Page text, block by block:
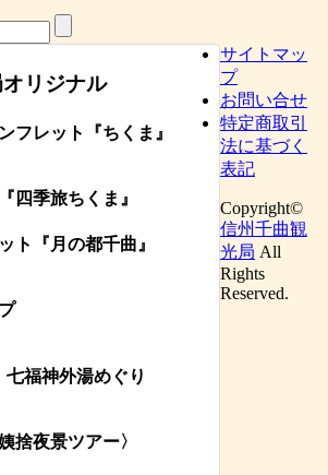
リジナル
フレット 『ちくま 』
四季旅ちくま』
ト 『月の都千曲 』
七福神外湯めぐり
捨夜景ツアー〉
サイトマッ
プ
お問い合せ
特定商取引
法に基づく
表記
Copyright©
信州千曲観
光局 All
Rights
Reserved.